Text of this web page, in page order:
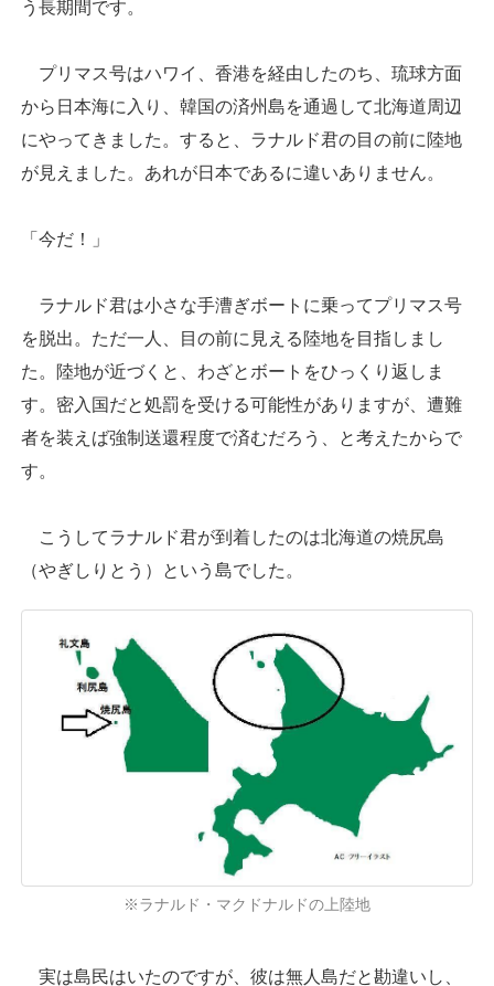
う長期間です。
プリマス号はハワイ、香港を経由したのち、琉球方面
から日本海に入り、韓国の済州島を通過して北海道周辺
にやってきました。すると、ラナルド君の目の前に陸地
が見えました。あれが日本であるに違いありません。
「今だ！」
ラナルド君は小さな手漕ぎボートに乗ってプリマス号
を脱出。ただ一人、目の前に見える陸地を目指しまし
た。陸地が近づくと、わざとボートをひっくり返しま
す。密入国だと処罰を受ける可能性がありますが、遭難
者を装えば強制送還程度で済むだろう、と考えたからで
す。
こうしてラナルド君が到着したのは北海道の焼尻島
（やぎしりとう）という島でした。
※ラナルド・マクドナルドの上陸地
実は島民はいたのですが、彼は無人島だと勘違いし、